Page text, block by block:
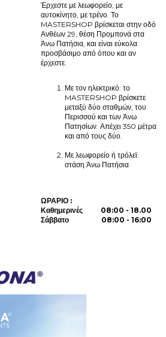
Έρχεστε με λεωφορείο, με
αυτοκίνητο, με τρένο. Το
MASTERSHOP βρίσκεται στην οδό
Ανθέων 29, θέση Προμπονά στα
Άνω Πατήσια, και είναι εύκολα
προσβάσιμο από όπου και αν
έρχεστε.
Με τον ηλεκτρικό: το
MASTERSHOP βρίσκετε
μεταξύ δύο σταθμών, του
Περισσού και των Άνω
Πατησίων. Απέχει 350 μέτρα
και από τους δύο.
Με λεωφορείο ή τρόλεϊ:
στάση Άνω Πατήσια
ΩΡΑΡΙΟ :
Καθημερινές 08:00 - 18.00
Σάββατο 08:00 - 16:00